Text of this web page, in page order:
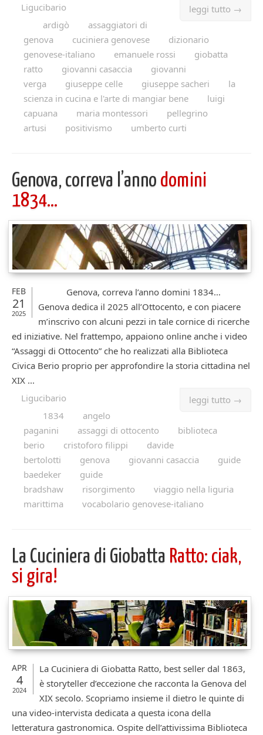
leggi tutto →
Ligucibario
ardigò
assaggiatori di
genova
cuciniera genovese
dizionario
genovese-italiano
emanuele rossi
giobatta
ratto
giovanni casaccia
giovanni
verga
giuseppe celle giuseppe sacheri
la
scienza in cucina e l'arte di mangiar bene
luigi
capuana
maria montessori
pellegrino
artusi
positivismo umberto curti
Genova, correva l’anno domini
1834…
FEB
21
2025
Genova, correva l’anno domini 1834…
Genova dedica il 2025 all’Ottocento, e con piacere
m’inscrivo con alcuni pezzi in tale cornice di ricerche
ed iniziative. Nel frattempo, appaiono online anche i video
“Assaggi di Ottocento” che ho realizzati alla Biblioteca
Civica Berio proprio per approfondire la storia cittadina nel
XIX ...
leggi tutto →
Ligucibario
1834
angelo
paganini
assaggi di ottocento
biblioteca
berio
cristoforo filippi
davide
bertolotti
genova giovanni casaccia
guide
baedeker
guide
bradshaw
risorgimento
viaggio nella liguria
marittima
vocabolario genovese-italiano
La Cuciniera di Giobatta Ratto: ciak,
si gira!
APR
4
2024
La Cuciniera di Giobatta Ratto, best seller dal 1863,
è storyteller d’eccezione che racconta la Genova del
XIX secolo. Scopriamo insieme il dietro le quinte di
una video-intervista dedicata a questa icona della
letteratura gastronomica. Ospite dell’attivissima Biblioteca